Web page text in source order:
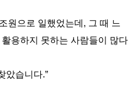
원으로 일했었는데, 그 때 느
용하지 못하는 사람들이 많다
았습니다.”